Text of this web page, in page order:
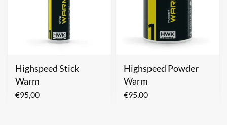
Highspeed Stick
Warm
€95,00
Highspeed Powder
Warm
€95,00